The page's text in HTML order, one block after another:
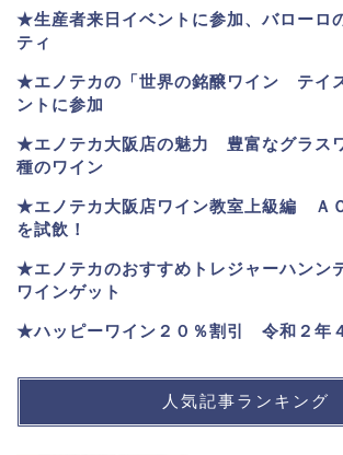
★生産者来日イベントに参加、バローロ
ティ
★エノテカの「世界の銘醸ワイン テイ
ントに参加
★エノテカ大阪店の魅力 豊富なグラス
種のワイン
★エノテカ大阪店ワイン教室上級編 Ａ
を試飲！
★エノテカのおすすめトレジャーハンン
ワインゲット
★ハッピーワイン２０％割引 令和２年
人気記事ランキング